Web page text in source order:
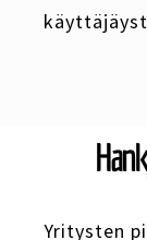
Yritysten